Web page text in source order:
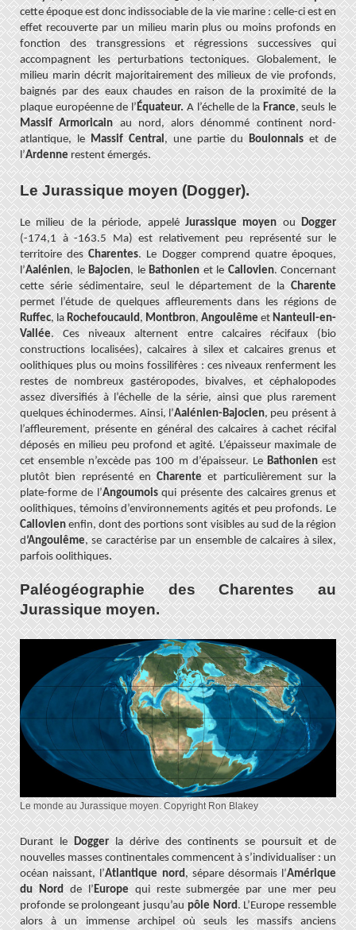
cette époque est donc indissociable de la vie marine : celle-ci est en
effet recouverte par un milieu marin plus ou moins profonds en
fonction des transgressions et régressions successives qui
accompagnent les perturbations tectoniques. Globalement,le
milieu marin décrit majoritairement des milieux de vie profonds,
baignés par des eaux chaudes en raison de la proximité de la
plaque européenne de l’Équateur.A l’échelle de laFrance, seuls le
Massif Armoricainau nord, alors dénommé continent nord-
atlantique, leMassif Central, une partie duBoulonnaiset de
l’Ardennerestent émergés.
Le Jurassique moyen (Dogger).
Le milieu de la période, appeléJurassique moyenouDogger
(-174,1 à -163.5 Ma) est relativement peu représenté sur le
territoire desCharentes. Le Dogger comprend quatre époques,
l’Aalénien, leBajocien, leBathonienet leCallovien. Concernant
cette série sédimentaire, seul le département de laCharente
permet l’étude de quelques affleurements dans les régions de
Ruffec, laRochefoucauld, Montbron,Angoulême et Nanteuil-en-
Vallée. Ces niveaux alternent entre calcaires récifaux (bio
constructions localisées), calcaires à silex et calcaires grenus et
oolithiques plus ou moins fossilifères : ces niveaux renferment les
restes de nombreux gastéropodes, bivalves, et céphalopodes
assez diversifiés à l’échelle de la série, ainsi que plus rarement
quelques échinodermes. Ainsi, l’Aalénien-Bajocien, peu présent à
l’affleurement, présente en général des calcaires à cachet récifal
déposés en milieu peu profond et agité. L’épaisseur maximale de
cet ensemble n’excède pas 100 m d’épaisseur. LeBathonienest
plutôt bien représenté enCharenteet particulièrement sur la
plate-forme de l’Angoumoisqui présente des calcaires grenus et
oolithiques, témoins d’environnements agités et peu profonds. Le
Callovienenfin, dont des portions sont visibles au sud de la région
d’Angoulême, se caractérise par un ensemble de calcaires à silex,
parfois oolithiques.
Paléogéographie des Charentes au
Jurassique moyen.
Le monde au Jurassique moyen. Copyright Ron Blakey
Durant leDoggerla dérive des continents se poursuit et de
nouvelles masses continentales commencent à s’individualiser : un
océan naissant, l’Atlantique nord, sépare désormais l’Amérique
du Nordde l’ Europequi reste submergée par une mer peu
profonde se prolongeant jusqu’aupôle Nord. L’Europe ressemble
alors à un immense archipel où seuls les massifs anciens